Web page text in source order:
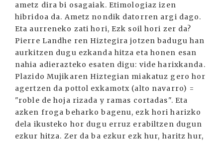
ametz dira bi osagaiak. Etimologiaz izen
hibridoa da. Ametz nondik datorren argi dago.
Eta aurreneko zati hori, Ezk soil hori zer da?
Pierre Landhe ren Hiztegira jotzen badugu han
aurkitzen dugu ezkanda hitza eta honen esan
nahia adierazteko esaten digu: vide harixkanda.
Plazido Mujikaren Hiztegian miakatuz gero hor
agertzen da pottol exkamotx (alto navarro) =
"roble de hoja rizada y ramas cortadas". Eta
azken froga beharko bagenu, ezk hori harizko
dela ikusteko hor dugu erruz erabiltzen dugun
ezkur hitza. Zer da ba ezkur ezk hur, haritz hur,